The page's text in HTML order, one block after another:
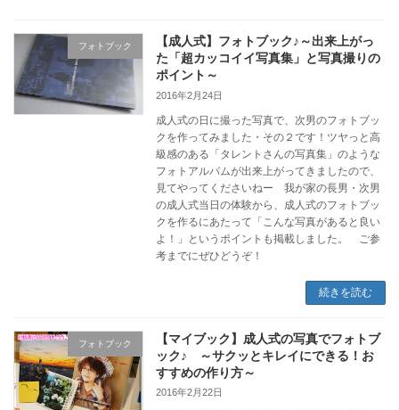
フォトブック
【成人式】フォトブック♪～出来上がっ
た「超カッコイイ写真集」と写真撮りの
ポイント～
2016年2月24日
成人式の日に撮った写真で、次男のフォトブッ
クを作ってみました・その２です！ツヤっと高
級感のある「タレントさんの写真集」のような
フォトアルバムが出来上がってきましたので、
見てやってくださいねー 我が家の長男・次男
の成人式当日の体験から、成人式のフォトブッ
クを作るにあたって「こんな写真があると良い
よ！」というポイントも掲載しました。 ご参
考までにぜひどうぞ！
続きを読む
フォトブック
【マイブック】成人式の写真でフォトブ
ック♪ ～サクッとキレイにできる！お
すすめの作り方～
2016年2月22日